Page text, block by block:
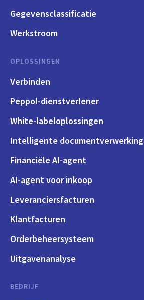
Gegevensclassificatie
Werkstroom
OPLOSSINGEN
Verbinden
Peppol-dienstverlener
White-labeloplossingen
Intelligente documentverwerking
Financiële AI-agent
AI-agent voor inkoop
Leveranciersfacturen
Klantfacturen
Orderbeheersysteem
Uitgavenanalyse
BEDRIJF